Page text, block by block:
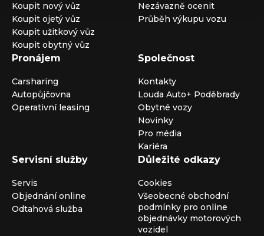
Koupit nový vůz
Koupit ojetý vůz
Koupit užitkový vůz
Koupit obytný vůz
Nezávazně ocenit
Průběh výkupu vozu
Pronájem
Carsharing
Autopůjčovna
Operativní leasing
Společnost
Kontakty
Louda Auto+ Poděbrady
Obytné vozy
Novinky
Pro média
Kariéra
Servisní služby
Servis
Objednání online
Odtahová služba
Důležité odkazy
Cookies
Všeobecné obchodní
podmínky pro online
objednávky motorových
vozidel